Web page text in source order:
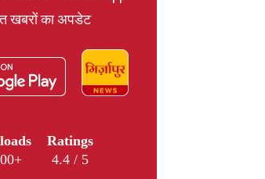
खबरों का अपडेट
Ratings
4.4 / 5